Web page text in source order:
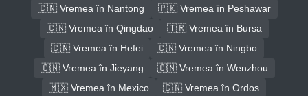
🇨🇳 Vremea în Nantong
🇵🇰 Vremea în Peshawar
🇨🇳 Vremea în Qingdao
🇹🇷 Vremea în Bursa
🇨🇳 Vremea în Hefei
🇨🇳 Vremea în Ningbo
🇨🇳 Vremea în Jieyang
🇨🇳 Vremea în Wenzhou
🇲🇽 Vremea în Mexico
🇨🇳 Vremea în Ordos